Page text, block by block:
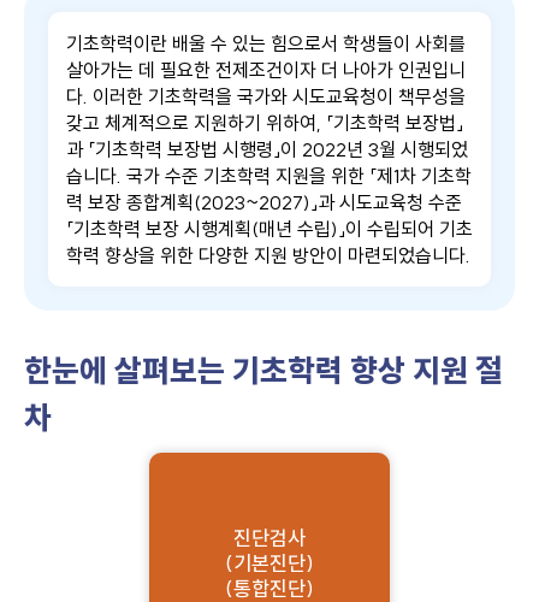
기초학력이란 배울 수 있는 힘으로서 학생들이 사회를
살아가는 데 필요한 전제조건이자 더 나아가 인권입니
다. 이러한 기초학력을 국가와 시도교육청이 책무성을
갖고 체계적으로 지원하기 위하여, 「기초학력 보장법」
과 「기초학력 보장법 시행령」이 2022년 3월 시행되었
습니다. 국가 수준 기초학력 지원을 위한 「제1차 기초학
력 보장 종합계획(2023~2027)」과 시도교육청 수준
「기초학력 보장 시행계획(매년 수립)」이 수립되어 기초
학력 향상을 위한 다양한 지원 방안이 마련되었습니다.
한눈에 살펴보는 기초학력 향상 지원 절
차
진단검사
(기본진단)
(통합진단)